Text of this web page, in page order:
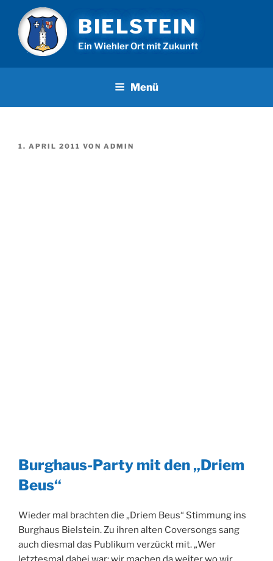
Inhalt
springen
BIELSTEIN
Ein Wiehler Ort mit Zukunft
Menü
VERÖFFENTLICHT
1. APRIL 2011 VON ADMIN
Burghaus-Party mit den „Driem
Beus“
Wieder mal brachten die „Driem Beus“ Stimmung ins
Burghaus Bielstein. Zu ihren alten Coversongs sang
auch diesmal das Publikum verzückt mit. „Wer